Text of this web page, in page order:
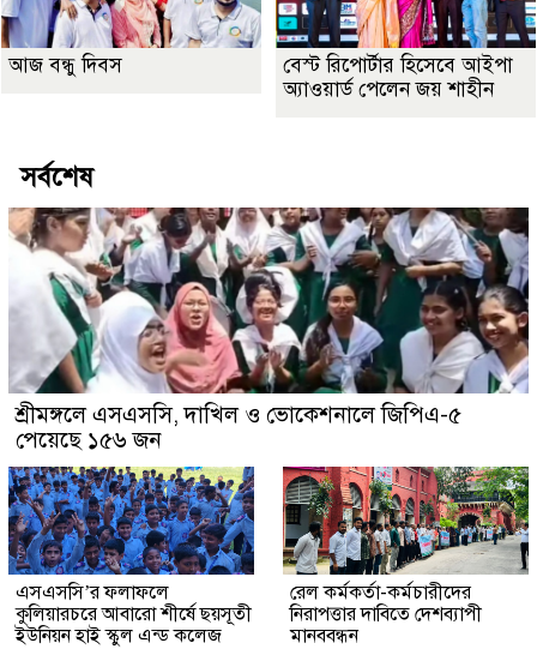
আজ বন্ধু দিবস
বেস্ট রিপোর্টার হিসেবে আইপা
অ্যাওয়ার্ড পেলেন জয় শাহীন
সর্বশেষ
শ্রীমঙ্গলে এসএসসি, দাখিল ও ভোকেশনালে জিপিএ-৫
পেয়েছে ১৫৬ জন
এসএসসি’র ফলাফলে
কুলিয়ারচরে আবারো শীর্ষে ছয়সূতী
ইউনিয়ন হাই স্কুল এন্ড কলেজ
রেল কর্মকর্তা-কর্মচারীদের
নিরাপত্তার দাবিতে দেশব্যাপী
মানববন্ধন